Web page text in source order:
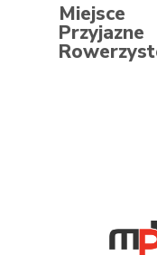
Miejsce
Przyjazne